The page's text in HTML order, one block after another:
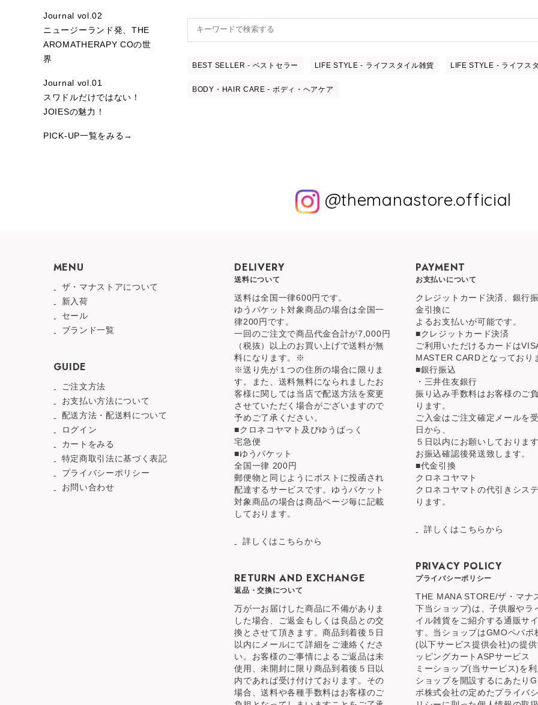
BEST SELLER - ベストセラー LIFE STYLE - ライフスタイル雑貨 LIFE STYLE - ライフス
BODY・HAIR CARE - ボディ・ヘアケア
Journal vol.02
ニュージーランド発、THE
AROMATHERAPY COの世
界
Journal vol.01
スワドルだけではない！
JOIESの魅力！
PICK-UP一覧をみる→
@themanastore.official
MENU
ザ・マナストアについて
新入荷
セール
ブランド一覧
GUIDE
ご注文方法
お支払い方法について
配送方法・配送料について
ログイン
カートをみる
特定商取引法に基づく表記
プライバシーポリシー
お問い合わせ
DELIVERY
送料について
送料は全国一律600円です。
ゆうパケット対象商品の場合は全国一
律200円です。
一回のご注文で商品代金合計が7,000円
（税抜）以上のお買い上げで送料が無
料になります。※
※送り先が１つの住所の場合に限りま
す。また、送料無料になられましたお
客様に関しては当店で配送方法を変更
させていただく場合がございますので
予めご了承ください。
■クロネコヤマト及びゆうぱっく
宅急便
■ゆうパケット
全国一律 200円
郵便物と同じようにポストに投函され
配達するサービスです。ゆうパケット
対象商品の場合は商品ページ毎に記載
しております。
詳しくはこちらから
RETURN AND EXCHANGE
返品・交換について
万が一お届けした商品に不備がありま
した場合、ご返金もしくは良品との交
換とさせて頂きます。商品到着後５日
以内にメールにて詳細をご連絡くださ
い。お客様のご事情によるご返品は未
使用、未開封に限り商品到着後５日以
内であれば受け付けております。その
場合、送料や各種手数料はお客様のご
PAYMENT
お支払いについて
クレジットカード決済、銀行
金引換に
よるお支払いが可能です。
■クレジットカード決済
ご利用いただけるカードは
MASTER CARDとなっており
■銀行振込
・三井住友銀行
振り込み手数料はお客様のご
ります。
ご入金はご注文確定メールを
日から、
５日以内にお願いしております
お振込確認後発送致します。
■代金引換
クロネコヤマト
クロネコヤマトの代引きシス
ります。
詳しくはこちらから
PRIVACY POLICY
プライバシーポリシー
THE MANA STORE/ザ・マナ
下当ショップ)は、子供服やラ
イル雑貨をご紹介する通販サ
す。当ショップはGMOペパボ
(以下サービス提供会社)の提供
ッピングカートASPサービス
ミーショップ(当サービス)を
ショップを開設するにあたり
ボ株式会社の定めたプライバ